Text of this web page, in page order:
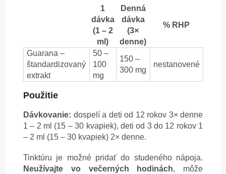
1
dávka
(1 – 2
ml)
Denná
dávka
(3×
denne)
% RHP
Guarana –
štandardizovaný
extrakt
50 –
100
mg
150 –
300 mg
nestanovené
Použitie
Dávkovanie: dospelí a deti od 12 rokov 3× denne
1 – 2 ml (15 – 30 kvapiek), deti od 3 do 12 rokov 1
– 2 ml (15 – 30 kvapiek) 2× denne.
Tinktúru je možné pridať do studeného nápoja.
Neužívajte vo večerných hodinách, môže